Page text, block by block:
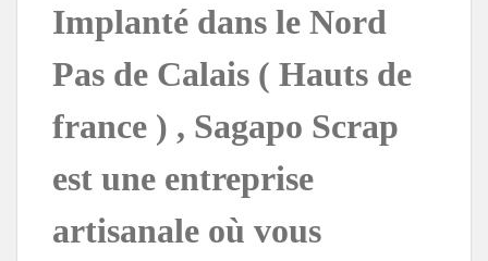
Implanté dans le Nord
Pas de Calais ( Hauts de
france ) , Sagapo Scrap
est une entreprise
artisanale où vous